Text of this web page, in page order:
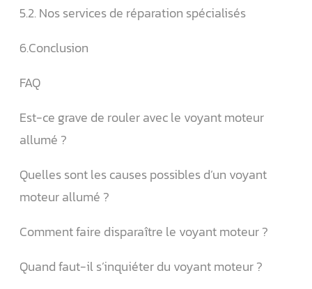
5.2. Nos services de réparation spécialisés
6.Conclusion
FAQ
Est-ce grave de rouler avec le voyant moteur
allumé ?
Quelles sont les causes possibles d’un voyant
moteur allumé ?
Comment faire disparaître le voyant moteur ?
Quand faut-il s’inquiéter du voyant moteur ?